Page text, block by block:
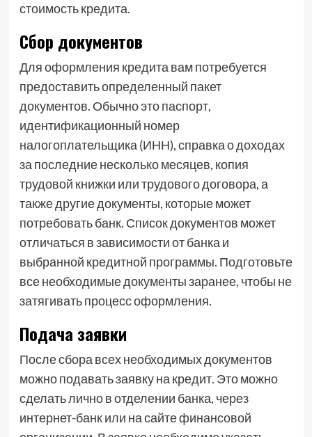
стоимость кредита.
Сбор документов
Для оформления кредита вам потребуется
предоставить определенный пакет
документов. Обычно это паспорт,
идентификационный номер
налогоплательщика (ИНН), справка о доходах
за последние несколько месяцев, копия
трудовой книжки или трудового договора, а
также другие документы, которые может
потребовать банк. Список документов может
отличаться в зависимости от банка и
выбранной кредитной программы. Подготовьте
все необходимые документы заранее, чтобы не
затягивать процесс оформления.
Подача заявки
После сбора всех необходимых документов
можно подавать заявку на кредит. Это можно
сделать лично в отделении банка, через
интернет-банк или на сайте финансовой